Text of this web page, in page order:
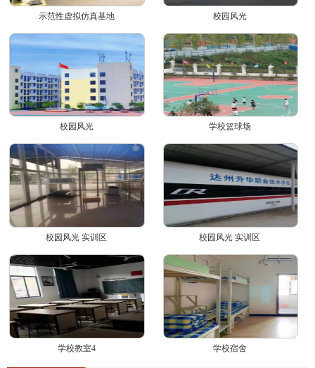
示范性虚拟仿真基地 校园风光
校园风光 学校篮球场
校园风光 实训区 校园风光 实训区
学校教室4 学校宿舍